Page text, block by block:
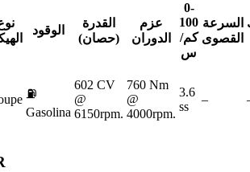
الوقود
القدرة
(حصان)
عزم
الدوران
0-
100
كم/
س
السرعة
القصوى
⛽
Gasolina
602 CV
@
6150rpm.
760 Nm
@
4000rpm.
3.6
ss
–